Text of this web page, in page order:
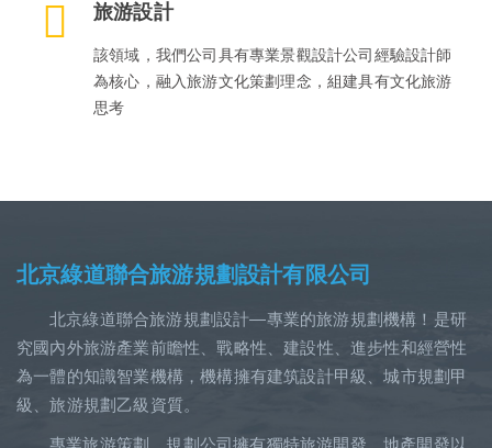
旅游設計
該領域，我們公司具有專業景觀設計公司經驗設計師
為核心，融入旅游文化策劃理念，組建具有文化旅游
思考
北京綠道聯合旅游規劃設計有限公司
北京綠道聯合旅游規劃設計—專業的旅游規劃機構！是研
究國內外旅游產業前瞻性、戰略性、建設性、進步性和經營性
為一體的知識智業機構，機構擁有建筑設計甲級、城市規劃甲
級、旅游規劃乙級資質。
專業旅游策劃、規劃公司擁有獨特旅游開發、地產開發以